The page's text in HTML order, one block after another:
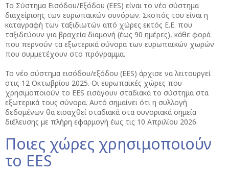
Το Σύστημα Εισόδου/Εξόδου (EES) είναι το νέο σύστημα
διαχείρισης των ευρωπαϊκών συνόρων. Σκοπός του είναι η
καταγραφή των ταξιδιωτών από χώρες εκτός Ε.Ε. που
ταξιδεύουν για βραχεία διαμονή (έως 90 ημέρες), κάθε φορά
που περνούν τα εξωτερικά σύνορα των ευρωπαϊκών χωρών
που συμμετέχουν στο πρόγραμμα.
Το νέο σύστημα εισόδου/εξόδου (EES) άρχισε να λειτουργεί
στις 12 Οκτωβρίου 2025. Οι ευρωπαϊκές χώρες που
χρησιμοποιούν το EES εισάγουν σταδιακά το σύστημα στα
εξωτερικά τους σύνορα. Αυτό σημαίνει ότι η συλλογή
δεδομένων θα εισαχθεί σταδιακά στα συνοριακά σημεία
διέλευσης με πλήρη εφαρμογή έως τις 10 Απριλίου 2026.
Ποιες χώρες χρησιμοποιούν
το EES